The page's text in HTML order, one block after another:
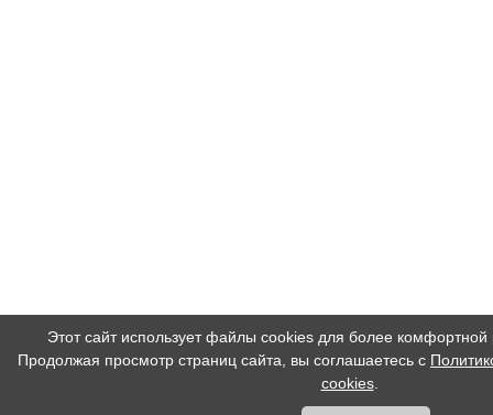
Этот сайт использует файлы cookies для более комфортной
Продолжая просмотр страниц сайта, вы соглашаетесь с
cookies.